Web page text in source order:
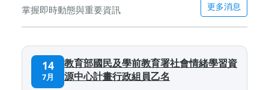
掌握即時動態與重要資訊 更多消息
14
7月
教育部國民及學前教育署社會情緒學習資
源中心計畫行政組員乙名